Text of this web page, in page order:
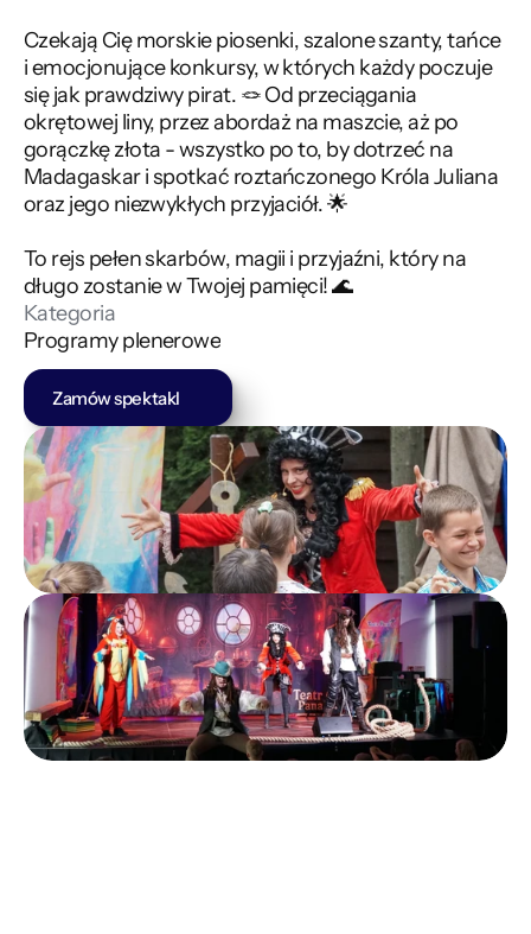
Czekają Cię morskie piosenki, szalone szanty, tańce
i emocjonujące konkursy, w których każdy poczuje
się jak prawdziwy pirat. 🪢 Od przeciągania
okrętowej liny, przez abordaż na maszcie, aż po
gorączkę złota - wszystko po to, by dotrzeć na
Madagaskar i spotkać roztańczonego Króla Juliana
oraz jego niezwykłych przyjaciół. 🌟
To rejs pełen skarbów, magii i przyjaźni, który na
długo zostanie w Twojej pamięci! 🌊
Kategoria
Programy plenerowe
Zamów spektakl